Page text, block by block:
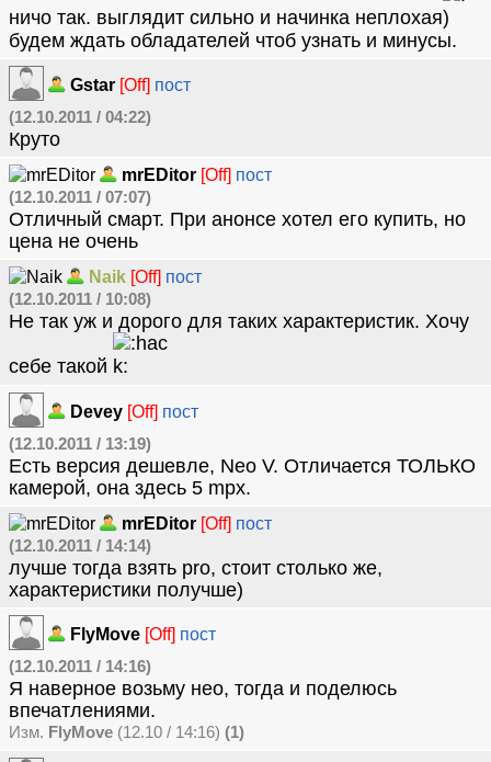
ничо так. выглядит сильно и начинка неплохая
будем ждать обладателей чтоб узнать и минусы.
Gstar [Off] пост
(12.10.2011 / 04:22)
Круто
mrEDitor [Off] пост
(12.10.2011 / 07:07)
Отличный смарт. При анонсе хотел его купить, но
цена не очень
Naik [Off] пост
(12.10.2011 / 10:08)
Не так уж и дорого для таких характеристик. Хочу
себе такой
Devey [Off] пост
(12.10.2011 / 13:19)
Есть версия дешевле, Neo V. Отличается ТОЛЬКО
камерой, она здесь 5 mpx.
mrEDitor [Off] пост
(12.10.2011 / 14:14)
лучше тогда взять pro, стоит столько же,
характеристики получше)
FlyMove [Off] пост
(12.10.2011 / 14:16)
Я наверное возьму нео, тогда и поделюсь
впечатлениями.
Изм. FlyMove (12.10 / 14:16) (1)